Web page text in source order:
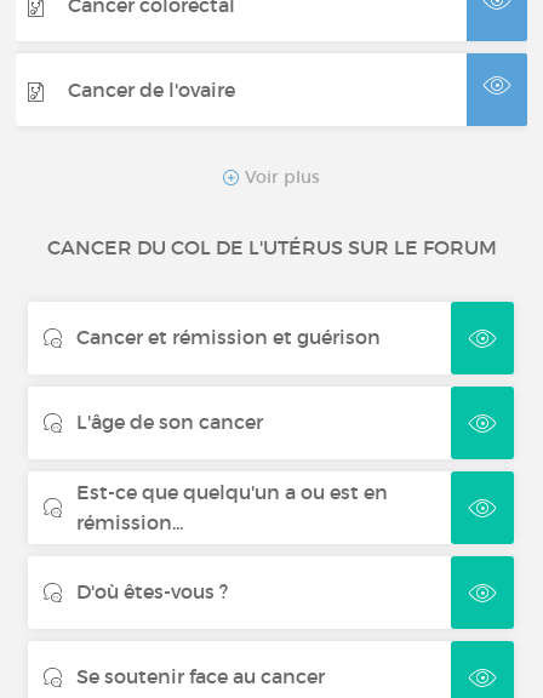
Cancer de l'ovaire
Cancer du pancréas
Myélome multiple
Tumeur neuroendocrine
Cancer de la peau
Lymphome non hodgkinien
Voir plus
CANCER DU COL DE L'UTÉRUS SUR LE FORUM
Cancer et rémission et guérison
L'âge de son cancer
Est-ce que quelqu'un a ou est en
rémission...
D'où êtes-vous ?
Se soutenir face au cancer